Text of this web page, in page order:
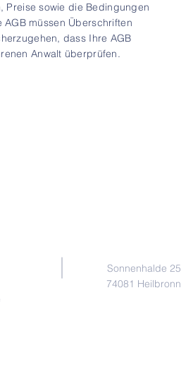
Preise sowie die Bedingungen
müssen Überschriften
dass Ihre AGB
Anwalt überprüfen.
Sonnenhalde 25
74081 Heilbronn